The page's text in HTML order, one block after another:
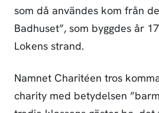
som då användes kom från
Badhuset”, som byggdes år
Lokens strand.
Namnet Charitéen tros
charity med betydelsen